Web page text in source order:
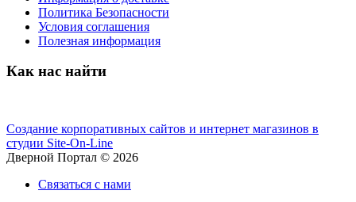
Политика Безопасности
Условия соглашения
Полезная информация
Как нас найти
Создание корпоративных сайтов и интернет магазинов в
студии Site-On-Line
Дверной Портал © 2026
Связаться с нами